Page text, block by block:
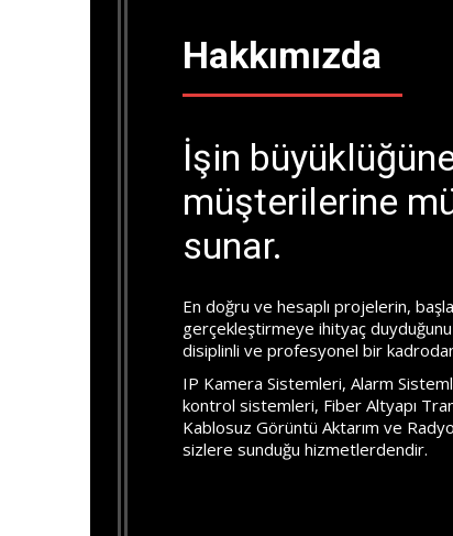
Hakkımızda
İşin
müşterilerine
sunar.
En doğru ve hesaplı projelerin,
gerçekleştirmeye ihityaç
disiplinli ve profesyonel bir
IP Kamera Sistemleri, Alarm
kontrol sistemleri, Fiber Altyapı
Kablosuz Görüntü Aktarım ve
sizlere sunduğu hizmetlerdendir.